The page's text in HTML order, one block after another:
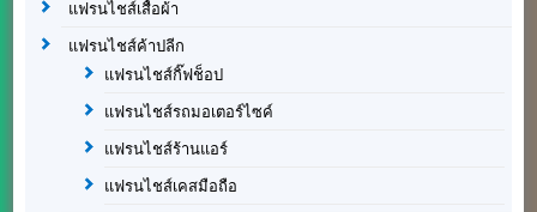
แฟรนไชส์เสื้อผ้า
แฟรนไชส์ค้าปลีก
แฟรนไชส์กิ๊ฟช็อป
แฟรนไชส์รถมอเตอร์ไซค์
แฟรนไชส์ร้านแอร์
แฟรนไชส์เคสมือถือ